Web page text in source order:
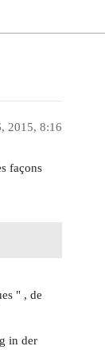
2015, 8:16
façons
" , de
in der